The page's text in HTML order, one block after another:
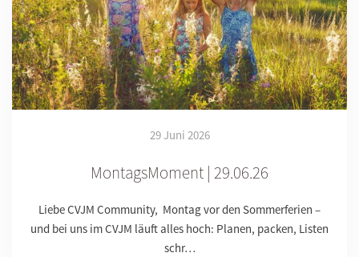
29 Juni 2026
MontagsMoment | 29.06.26
Liebe CVJM Community, Montag vor den Sommerferien –
und bei uns im CVJM läuft alles hoch: Planen, packen, Listen
schr…